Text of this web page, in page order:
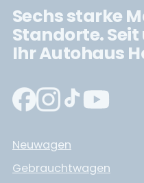
Sechs starke
Standorte.
Ihr Autohaus
Neuwagen
Gebrauchtwagen